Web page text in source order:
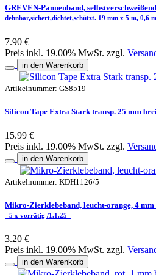
GREVEN-Pannenband, selbstverschweißend
dehnbar,sichert,dichtet,schützt. 19 mm x 5 m, 0,6
7.90 €
Preis inkl. 19.00% MwSt. zzgl.
in den Warenkorb
Artikelnummer: GS8519
Silicon Tape Extra Stark transp. 25 mm
15.99 €
Preis inkl. 19.00% MwSt. zzgl.
in den Warenkorb
Artikelnummer: KDH1126/5
Mikro-Zierklebeband, leucht-orange, 4
- 5 x vorrätig /1.1.25 -
3.20 €
Preis inkl. 19.00% MwSt. zzgl.
in den Warenkorb